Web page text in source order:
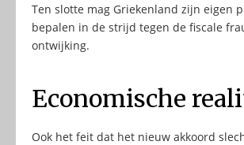
Ten slotte mag Griekenland zijn eigen
bepalen in de strijd tegen de fiscale
ontwijking.
Economische
Ook het feit dat het nieuw akkoord